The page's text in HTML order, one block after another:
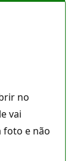
no
vai
foto e não